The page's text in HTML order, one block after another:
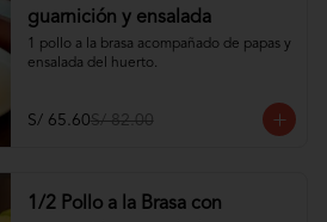
guarnición y ensalada
1 pollo a la brasa acompañado de papas y
ensalada del huerto.
S/ 65.60S/ 82.00
1/2 Pollo a la Brasa con